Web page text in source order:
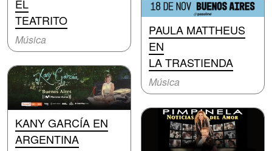
EL
TEATRITO
Música
KANY GARCÍA EN
ARGENTINA
PAULA MATTHEUS
EN
LA TRASTIENDA
Música